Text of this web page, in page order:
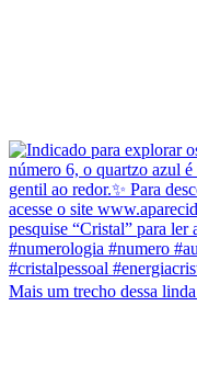
Mais um trecho dessa